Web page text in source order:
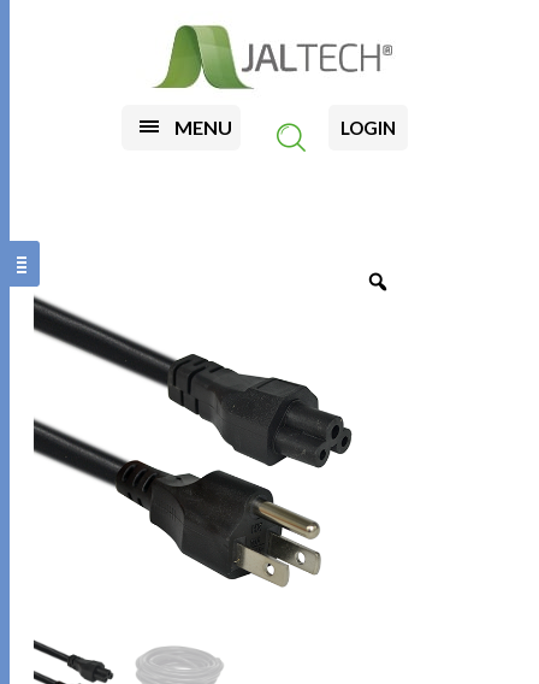
MENU LOGIN